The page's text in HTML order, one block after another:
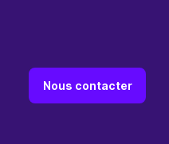
Nous contacter